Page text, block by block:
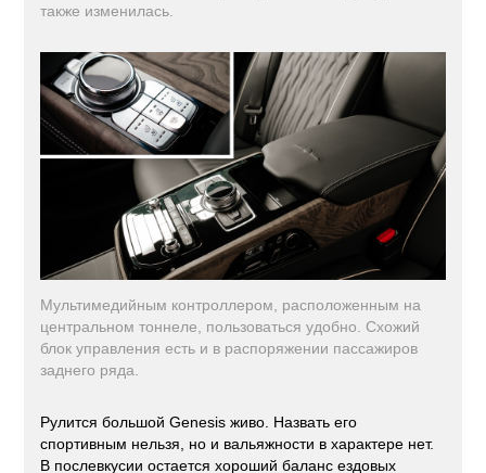
также изменилась.
Мультимедийным контроллером, расположенным на
центральном тоннеле, пользоваться удобно. Схожий
блок управления есть и в распоряжении пассажиров
заднего ряда.
Рулится большой Genesis живо. Назвать его
спортивным нельзя, но и вальяжности в характере нет.
В послевкусии остается хороший баланс ездовых